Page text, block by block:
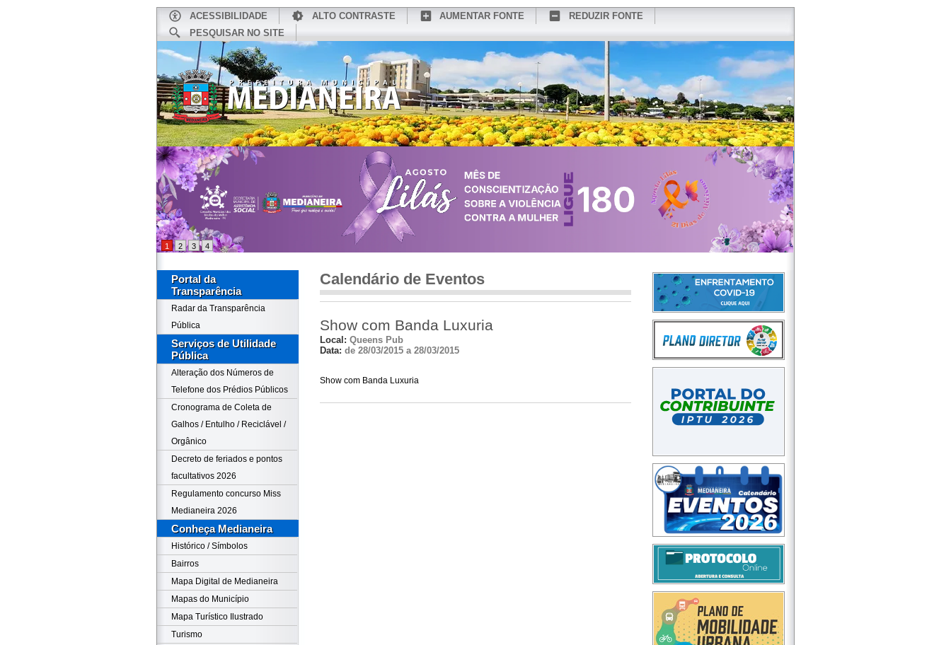
ACESSIBILIDADE ALTO CONTRASTE AUMENTAR FONTE
REDUZIR FONTE
PESQUISAR NO SITE
CONHEÇA MEDIANEIRA REDES SOCIAIS WEBMAIL
1 2 3 4
Portal da
Transparência
Radar da Transparência
Pública
Serviços de Utilidade
Pública
Alteração dos Números de
Telefone dos Prédios Públicos
Cronograma de Coleta de
Galhos / Entulho / Reciclável /
Orgânico
Decreto de feriados e pontos
facultativos 2026
Regulamento concurso Miss
Medianeira 2026
Conheça Medianeira
Histórico / Símbolos
Bairros
Mapa Digital de Medianeira
Mapas do Município
Mapa Turístico Ilustrado
Turismo
Calendário de Eventos
Show com Banda Luxuria
Local: Queens Pub
Data: de 28/03/2015 a 28/03/2015
Show com Banda Luxuria